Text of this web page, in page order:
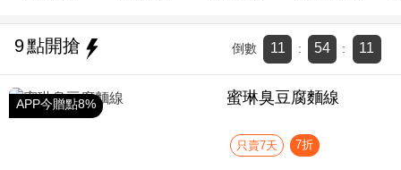
9點開搶 倒數 11 : 54 : 11
APP今贈點8% 蜜琳臭豆腐麵線
只賣7天 7折